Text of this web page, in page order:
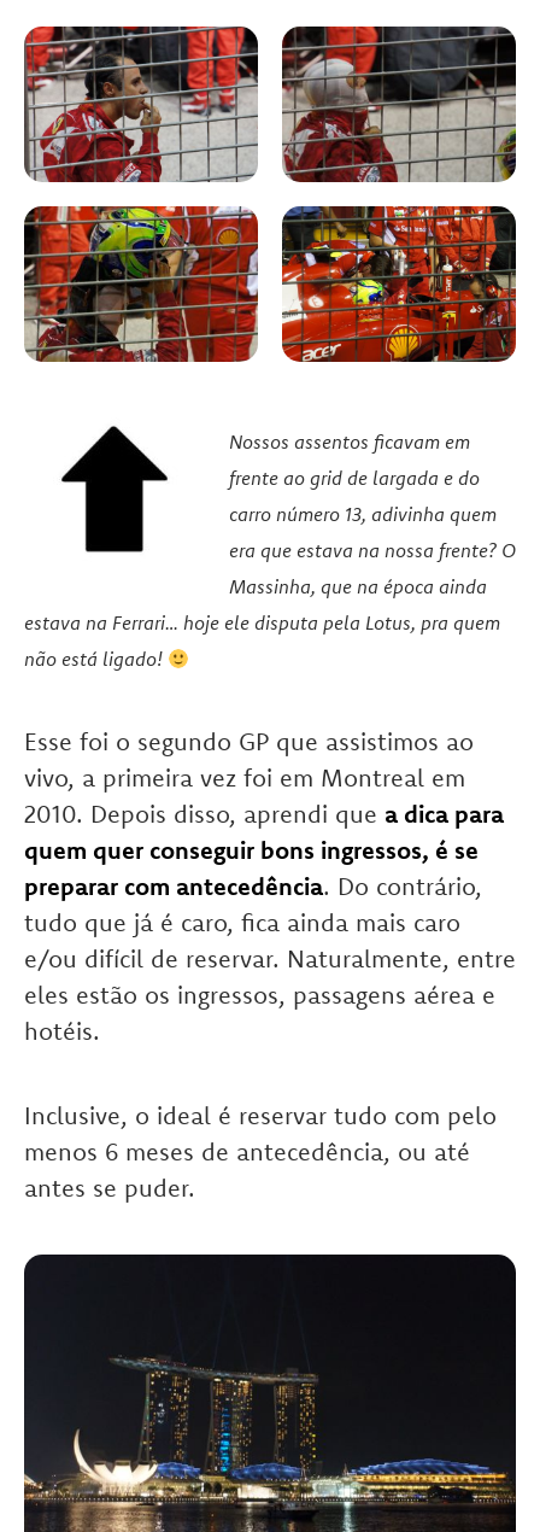
Nossos assentos ficavam em
frente ao grid de largada e do
carro número 13, adivinha quem
era que estava na nossa frente? O
Massinha, que na época ainda
estava na Ferrari… hoje ele disputa pela Lotus, pra quem
não está ligado!
Esse foi o segundo GP que assistimos ao
vivo, a primeira vez foi em Montreal em
2010. Depois disso, aprendi que a dica para
quem quer conseguir bons ingressos, é se
preparar com antecedência. Do contrário,
tudo que já é caro, fica ainda mais caro
e/ou difícil de reservar. Naturalmente, entre
eles estão os ingressos, passagens aérea e
hotéis.
Inclusive, o ideal é reservar tudo com pelo
menos 6 meses de antecedência, ou até
antes se puder.